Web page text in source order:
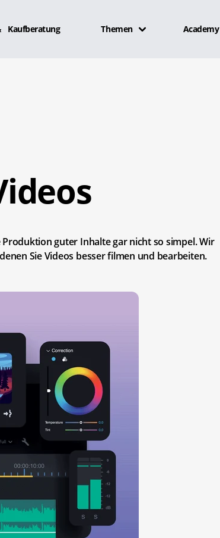
Kaufberatung Themen Academy
guter Inhalte gar nicht so simpel. Wir
Sie Videos besser filmen und bearbeiten.